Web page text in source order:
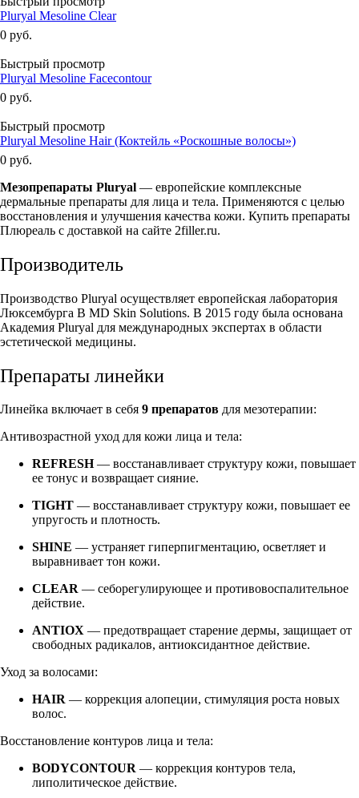
Pluryal Mesoline Clear
0 руб.
Быстрый просмотр
Pluryal Mesoline Facecontour
0 руб.
Быстрый просмотр
Pluryal Mesoline Hair (Коктейль «Роскошные волосы»)
0 руб.
Мезопрепараты Pluryal — европейские комплексные
дермальные препараты для лица и тела. Применяются с целью
восстановления и улучшения качества кожи. Купить препараты
Плюреаль с доставкой на сайте 2filler.ru.
Производитель
Производство Pluryal осуществляет европейская лаборатория
Люксембурга В MD Skin Solutions. В 2015 году была основана
Академия Pluryal для международных экспертах в области
эстетической медицины.
Препараты линейки
Линейка включает в себя 9 препаратов для мезотерапии:
Антивозрастной уход для кожи лица и тела:
REFRESH— восстанавливает структуру кожи, повышает
ее тонус и возвращает сияние.
TIGHT — восстанавливает структуру кожи, повышает ее
упругость и плотность.
SHINE — устраняет гиперпигментацию, осветляет и
выравнивает тон кожи.
CLEAR — себорегулирующее и противовоспалительное
действие.
ANTIOX — предотвращает старение дермы, защищает от
свободных радикалов, антиоксидантное действие.
Уход за волосами:
HAIR — коррекция алопеции, стимуляция роста новых
волос.
Восстановление контуров лица и тела:
BODYCONTOUR — коррекция контуров тела,
липолитическое действие.